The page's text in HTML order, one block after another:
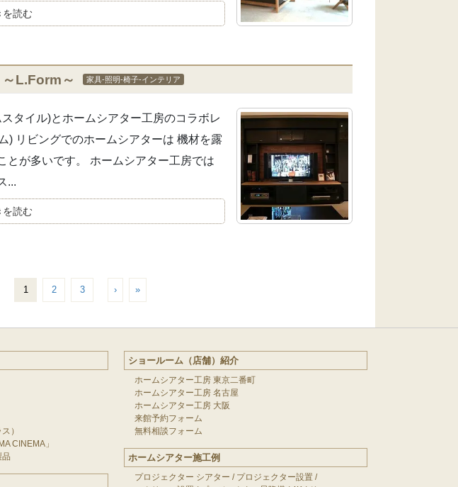
を読む
L.Form～ 家具-照明-椅子-インテリア
タイル)とホームシアター工房のコラボレ
) リビングでのホームシアターは 機材を露
とが多いです。 ホームシアター工房では
...
を読む
1 2 3 › »
）
CINEMA」
品
ショールーム（店舗）紹介
ホームシアター工房 東京二番町
ホームシアター工房 名古屋
ホームシアター工房 大阪
来館予約フォーム
無料相談フォーム
ホームシアター施工例
プロジェクター シアター / プロジェクター設置/